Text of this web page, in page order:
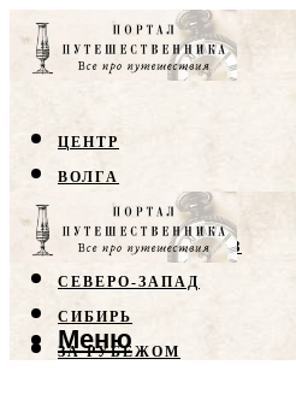
ЦЕНТР
ВОЛГА
КРЫМ
СЕВЕРНЫЙ КАВКАЗ
СЕВЕРО-ЗАПАД
СИБИРЬ
ЗА РУБЕЖОМ
Меню